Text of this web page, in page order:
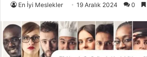
En İyi Meslekler 19 Aralık 2024 0